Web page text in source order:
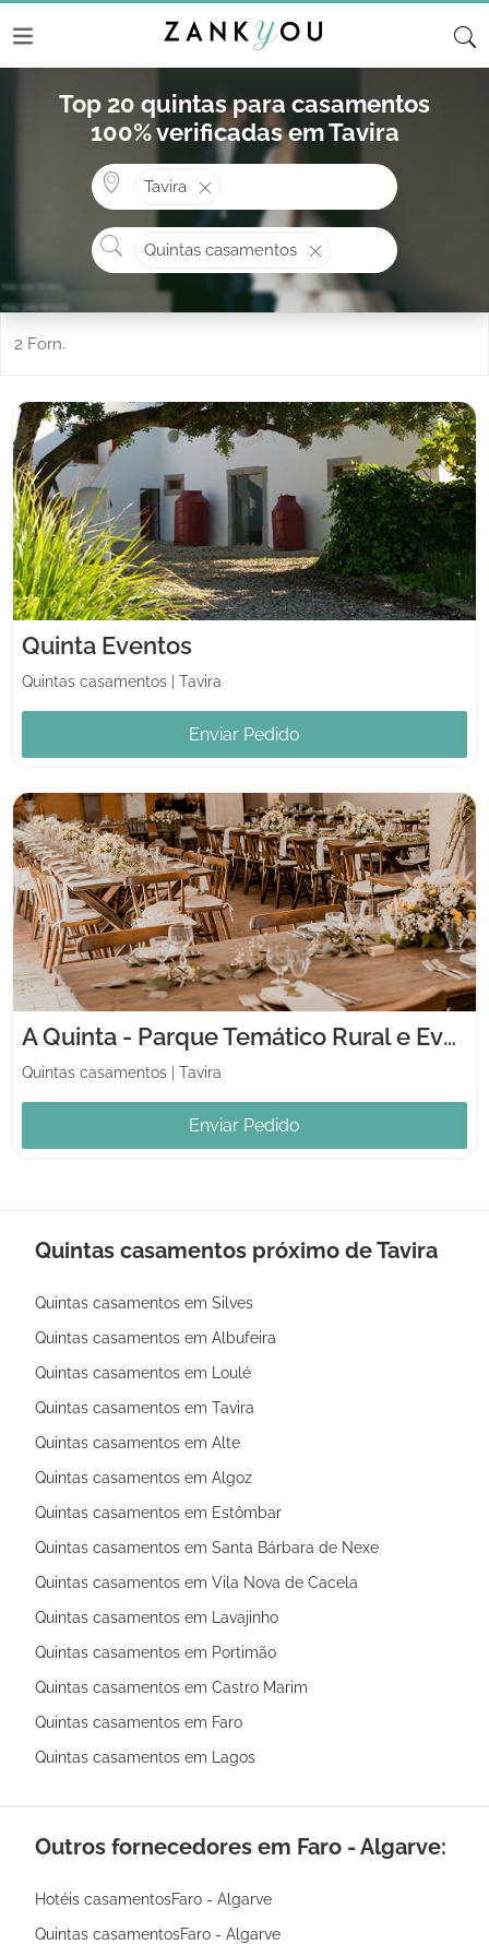
Top 20 quintas para casamentos
100% verificadas em Tavira
Tavira
O que procura?
Quintas casamentos
2 Forn.
Quinta Eventos
Quintas casamentos Tavira
Enviar Pedido
A Quinta - Parque Temático Rural e Eventos
Quintas casamentos Tavira
Enviar Pedido
Quintas casamentos próximo de Tavira
Quintas casamentos em Silves
Quintas casamentos em Albufeira
Quintas casamentos em Loulé
Quintas casamentos em Tavira
Quintas casamentos em Alte
Quintas casamentos em Algoz
Quintas casamentos em Estômbar
Quintas casamentos em Santa Bárbara de Nexe
Quintas casamentos em Vila Nova de Cacela
Quintas casamentos em Lavajinho
Quintas casamentos em Portimão
Quintas casamentos em Castro Marim
Quintas casamentos em Faro
Quintas casamentos em Lagos
Outros fornecedores em Faro - Algarve:
Hotéis casamentosFaro - Algarve
Quintas casamentosFaro - Algarve